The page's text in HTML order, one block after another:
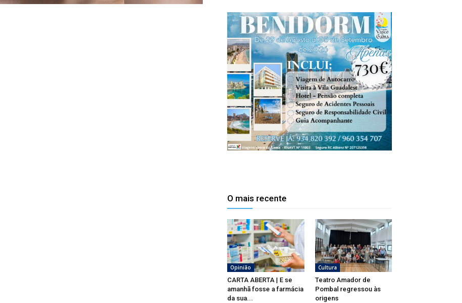
O mais recente
Opinião
CARTA ABERTA | E se
amanhã fosse a farmácia
da sua...
Cultura
Teatro Amador de
Pombal regressou às
origens